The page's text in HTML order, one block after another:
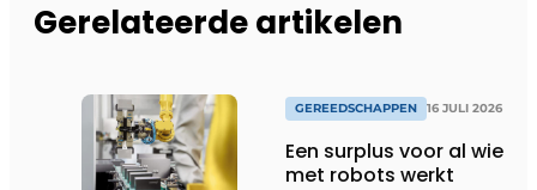
Gerelateerde artikelen
GEREEDSCHAPPEN 16 JULI 2026
Een surplus voor al wie
met robots werkt